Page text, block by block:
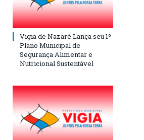
Vigia de Nazaré Lança seu 1º
Plano Municipal de
Segurança Alimentar e
Nutricional Sustentável